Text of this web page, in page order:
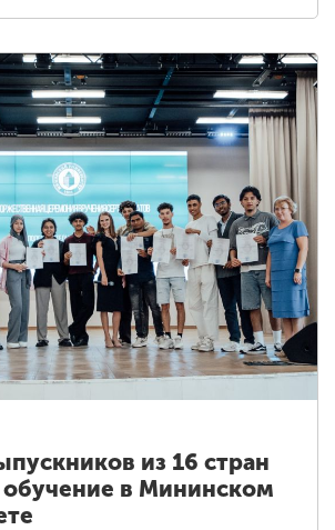
из 16 стран
в Мининском